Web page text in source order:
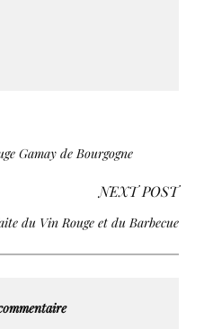
Gamay de Bourgogne
NEXT POST
du Vin Rouge et du Barbecue